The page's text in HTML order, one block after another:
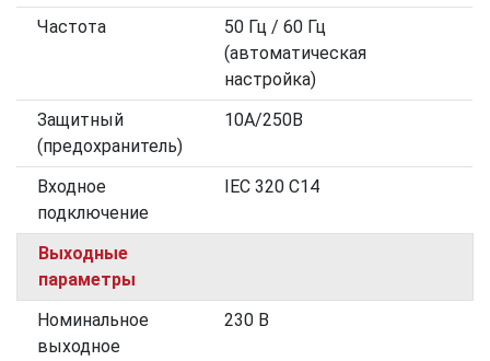
Частота
50 Гц / 60 Гц
(автоматическая
настройка)
Защитный
(предохранитель)
10А/250В
Входное
подключение
IEC 320 C14
Выходные
параметры
Номинальное
выходное
230 В